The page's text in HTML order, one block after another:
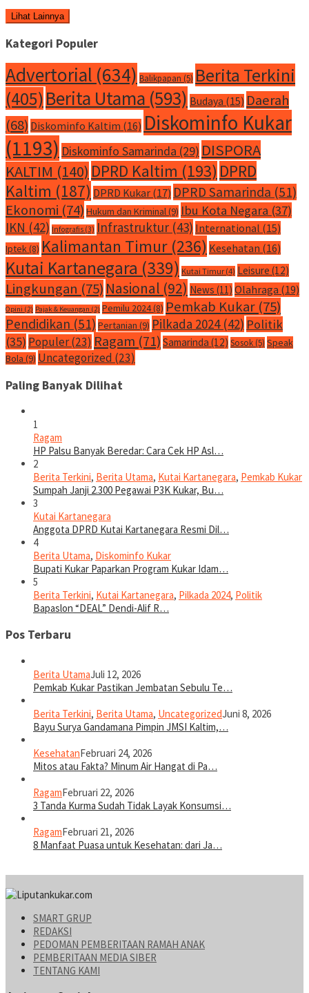
Lihat Lainnya
Kategori Populer
Advertorial (634) Balikpapan (5) Berita Terkini
(405)Berita Utama (593) Budaya (15) Daerah
(68) Diskominfo Kaltim (16) Diskominfo Kukar
(1193) Diskominfo Samarinda (29) DISPORA
KALTIM (140) DPRD Kaltim (193) DPRD
Kaltim (187) DPRD Kukar (17) DPRD Samarinda (51)
Ekonomi (74) Hukum dan Kriminal(9) Ibu Kota Negara (37)
IKN (42) Infografis (3) Infrastruktur (43) International (15)
Iptek(8) Kalimantan Timur (236) Kesehatan (16)
Kutai Kartanegara (339) Kutai Timur (4) Leisure (12)
Lingkungan (75) Nasional (92) News (11) Olahraga (19)
Opini (2) Pajak & Keuangan (2) Pemilu 2024(8) Pemkab Kukar (75)
Pendidikan (51) Pertanian (9) Pilkada 2024(42) Politik
(35) Populer(23) Ragam (71) Samarinda (12) Sosok(5) Speak
Bola (9) Uncategorized (23)
Paling Banyak Dilihat
1
Ragam
HP Palsu Banyak Beredar: Cara Cek HP Asl…
2
Berita Terkini, Berita Utama, Kutai Kartanegara, Pemkab Kukar
Sumpah Janji 2.300 Pegawai P3K Kukar, Bu…
3
Kutai Kartanegara
Anggota DPRD Kutai Kartanegara Resmi Dil…
4
Berita Utama, Diskominfo Kukar
Bupati Kukar Paparkan Program Kukar Idam…
5
Berita Terkini, Kutai Kartanegara, Pilkada 2024, Politik
Bapaslon “DEAL” Dendi-Alif R…
Pos Terbaru
Berita UtamaJuli 12, 2026
Pemkab Kukar Pastikan Jembatan Sebulu Te…
Berita Terkini, Berita Utama, UncategorizedJuni 8, 2026
Bayu Surya Gandamana Pimpin JMSI Kaltim,…
KesehatanFebruari 24, 2026
Mitos atau Fakta? Minum Air Hangat di Pa…
RagamFebruari 22, 2026
3 Tanda Kurma Sudah Tidak Layak Konsumsi…
RagamFebruari 21, 2026
8 Manfaat Puasa untuk Kesehatan: dari Ja…
SMART GRUP
REDAKSI
PEDOMAN PEMBERITAAN RAMAH ANAK
PEMBERITAAN MEDIA SIBER
TENTANG KAMI